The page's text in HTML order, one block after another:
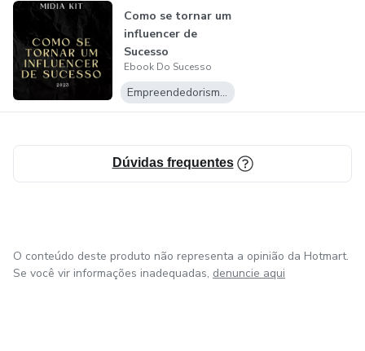
Como se tornar um
influencer de
Sucesso
Ebook Do Sucesso
Empreendedorismo Digital
Dúvidas frequentes
O conteúdo deste produto não representa a opinião da Hotmart.
Se você vir informações inadequadas, denuncie aqui